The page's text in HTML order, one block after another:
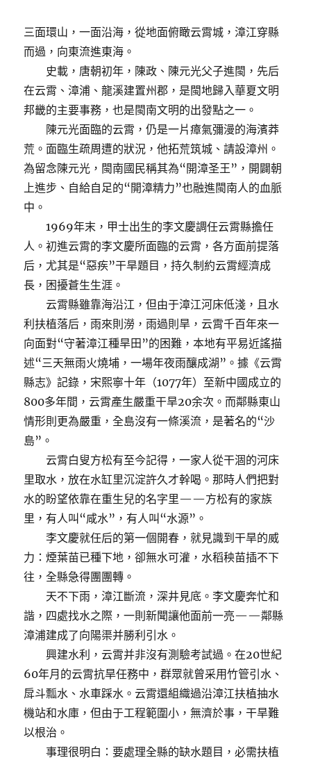
三面環山，一面沿海，從地面俯瞰云霄城，漳江穿縣
而過，向東流進東海。
史載，唐朝初年，陳政、陳元光父子進閩，先后
在云霄、漳浦、龍溪建置州郡，是閩地歸入華夏文明
邦畿的主要事務，也是閩南文明的出發點之一。
陳元光面臨的云霄，仍是一片瘴氣彌漫的海濱莽
荒。面臨生疏周遭的狀況，他拓荒筑城、請設漳州。
為留念陳元光，閩南國民稱其為“開漳圣王”，開闢朝
上進步、自給自足的“開漳精力”也融進閩南人的血脈
中。
1969年末，甲士出生的李文慶調任云霄縣擔任
人。初進云霄的李文慶所面臨的云霄，各方面前提落
后，尤其是“惡疾”干旱題目，持久制約云霄經濟成
長，困擾蒼生生涯。
云霄縣雖靠海沿江，但由于漳江河床低淺，且水
利扶植落后，雨來則澇，雨過則旱，云霄千百年來一
向面對“守著漳江種旱田”的困難，本地有平易近謠描
述“三天無雨火燒埔，一場年夜雨釀成湖”。據《云霄
縣志》記錄，宋熙寧十年（1077年）至新中國成立的
800多年間，云霄產生嚴重干旱20余次。而鄰縣東山
情形則更為嚴重，全島沒有一條溪流，是著名的“沙
島”。
云霄白叟方松有至今記得，一家人從干涸的河床
里取水，放在水缸里沉淀許久才幹喝。那時人們把對
水的盼望依靠在重生兒的名字里——方松有的家族
里，有人叫“咸水”，有人叫“水源”。
李文慶就任后的第一個開春，就見識到干旱的威
力：煙葉苗已種下地，卻無水可灌，水稻秧苗插不下
往，全縣急得團團轉。
天不下雨，漳江斷流，深井見底。李文慶奔忙和
諧，四處找水之際，一則新聞讓他面前一亮——鄰縣
漳浦建成了向陽渠并勝利引水。
興建水利，云霄并非沒有測驗考試過。在20世紀
60年月的云霄抗旱任務中，群眾就曾采用竹管引水、
戽斗瓢水、水車踩水。云霄還組織過沿漳江扶植抽水
機站和水庫，但由于工程範圍小，無濟於事，干旱難
以根治。
事理很明白：要處理全縣的缺水題目，必需扶植